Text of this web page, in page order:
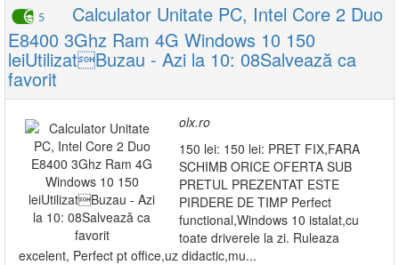
5
Calculator Unitate PC, Intel Core 2 Duo
E8400 3Ghz Ram 4G Windows 10 150
leiUtilizatBuzau - Azi la 10: 08Salvează ca
favorit
olx.ro
150 lei: 150 lei: PRET FIX,FARA
SCHIMB ORICE OFERTA SUB
PRETUL PREZENTAT ESTE
PIRDERE DE TIMP Perfect
functional,Windows 10 istalat,cu
toate driverele la zi. Ruleaza
excelent, Perfect pt office,uz didactic,mu...